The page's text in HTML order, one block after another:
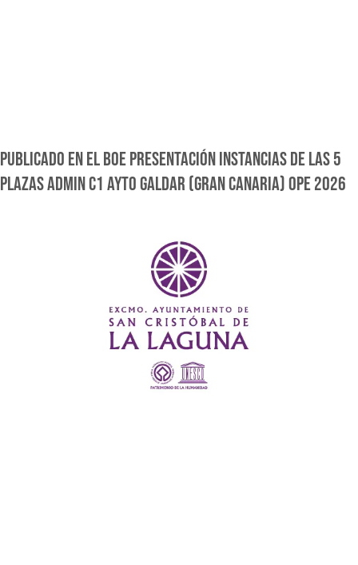
PUBLICADO EN EL BOE PRESENTACIÓN INSTANCIAS DE LAS 5
PLAZAS ADMIN C1 AYTO GALDAR (GRAN CANARIA) OPE 2026